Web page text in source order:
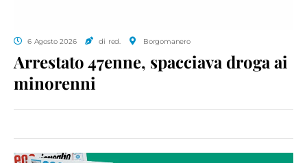
6 Agosto 2026 di red. Borgomanero
Arrestato 47enne, spacciava droga ai
minorenni